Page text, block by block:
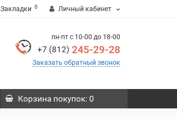
Закладки 0 Личный кабинет
пн-пт с 10-00 до 18-00
+7 (812) 245-29-28
Заказать обратный звонок
Корзина покупок: 0